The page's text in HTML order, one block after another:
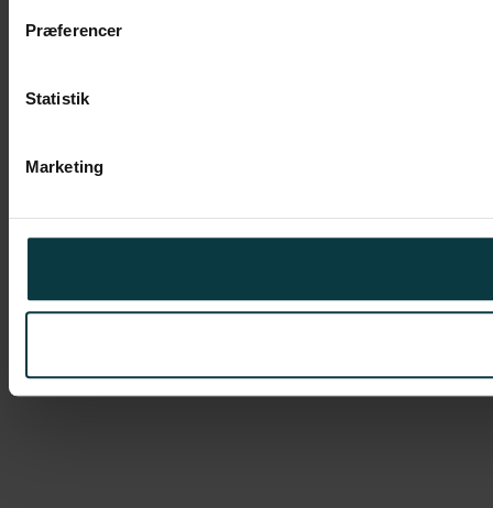
Præferencer
Statistik
Marketing